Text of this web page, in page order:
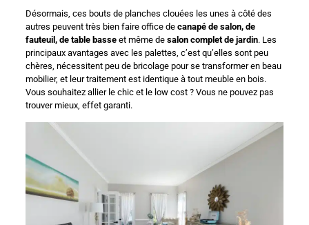
Désormais, ces bouts de planches clouées les unes à côté des
autres peuvent très bien faire office de canapé de salon, de
fauteuil, de table basseet même de salon complet de jardin. Les
principaux avantages avec les palettes, c’est qu’elles sont peu
chères, nécessitent peu de bricolage pour se transformer en beau
mobilier, et leur traitement est identique à tout meuble en bois.
Vous souhaitez allier le chic et le low cost ? Vous ne pouvez pas
trouver mieux, effet garanti.